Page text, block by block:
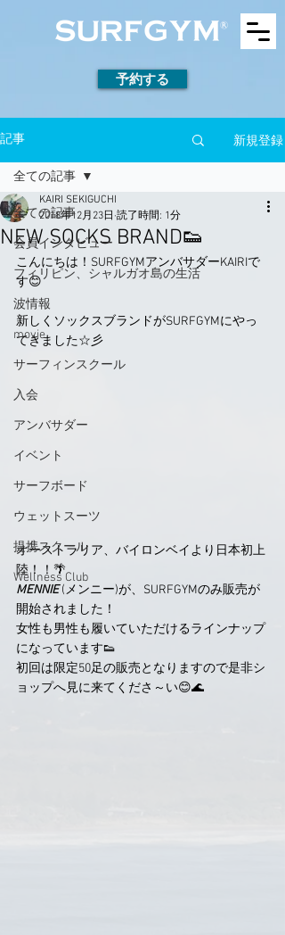
予約する
記事 新規登録
全ての記事
会員インタビュー
フィリピン、シャルガオ島の生活
波情報
movie
サーフィンスクール
入会
アンバサダー
イベント
サーフボード
ウェットスーツ
提携スクール
Wellness Club
全ての記事
NEW SOCKS BRAND👟
KAIRI SEKIGUCHI
2018年12月23日 読了時間: 1分
こんにちは！SURFGYMアンバサダーKAIRIで
す😊
新しくソックスブランドがSURFGYMにやっ
てきました☆彡
オーストラリア、バイロンベイより日本初上
陸！！🌴
MENNIE (メンニー)が、SURFGYMのみ販売が
開始されました！
女性も男性も履いていただけるラインナップ
になっています👟
初回は限定50足の販売となりますので是非シ
ョップへ見に来てくださ～い😊🌊